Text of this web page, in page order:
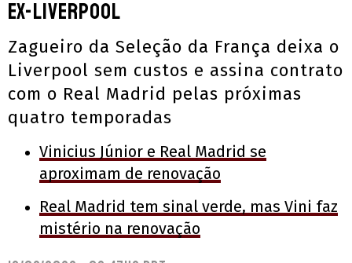
ex-Liverpool
Zagueiro da Seleção da França deixa o
Liverpool sem custos e assina contrato
com o Real Madrid pelas próximas
quatro temporadas
Vinicius Júnior e Real Madrid se
aproximam de renovação
Real Madrid tem sinal verde, mas Vini faz
mistério na renovação